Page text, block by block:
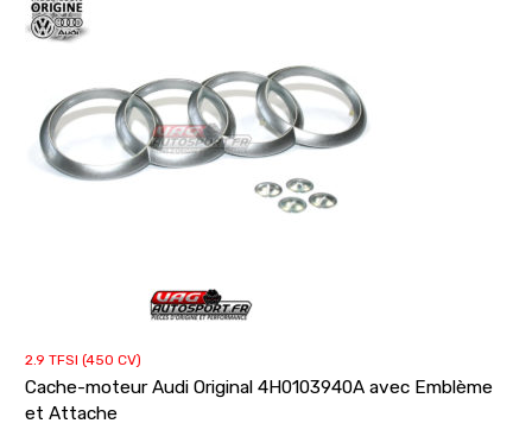
2.9 TFSI (450 CV)
Cache-moteur Audi Original 4H0103940A avec Emblème
et Attache